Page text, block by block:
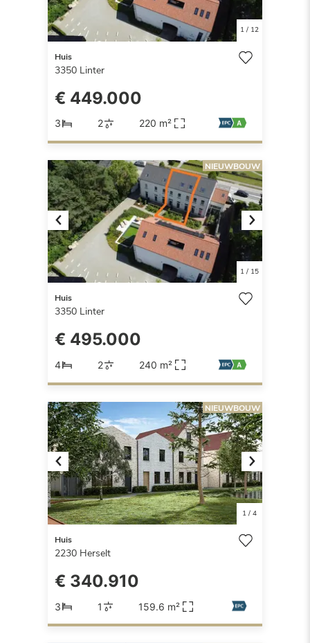
1/ 12
Huis
3350 Linter
€ 449.000
3 2 220 m²
Previous Next
1/ 15
NIEUWBOUW
Huis
3350 Linter
€ 495.000
4 2 240 m²
Previous Next
1/ 4
NIEUWBOUW
Huis
2230 Herselt
€ 340.910
3 1 159.6 m²